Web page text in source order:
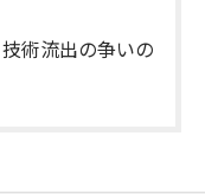
術流出の争いの